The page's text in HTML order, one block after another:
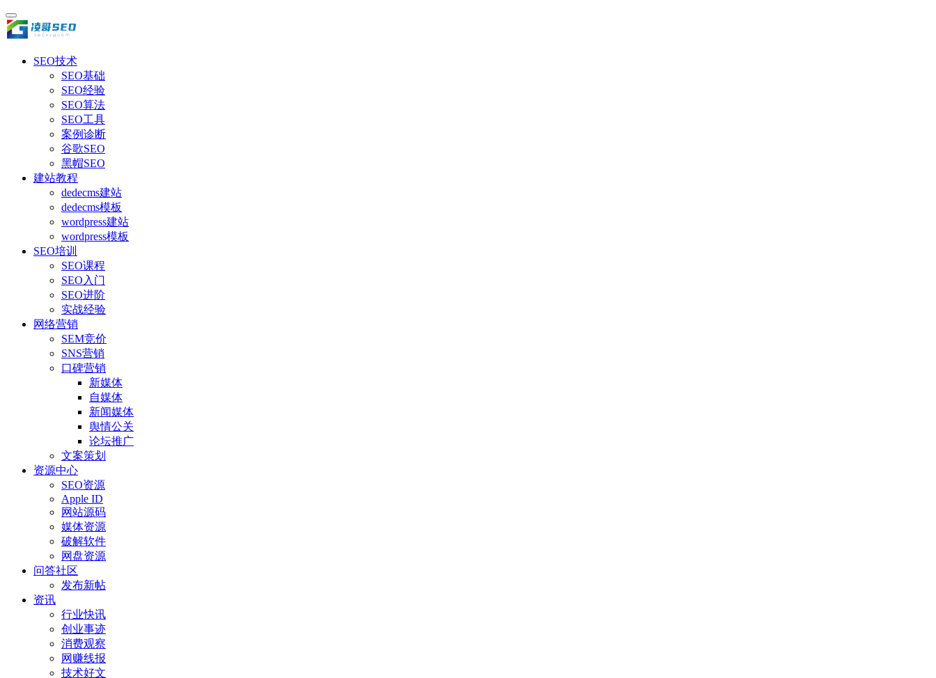
SEO技术
SEO基础
SEO经验
SEO算法
SEO工具
案例诊断
谷歌SEO
黑帽SEO
建站教程
dedecms建站
dedecms模板
wordpress建站
wordpress模板
SEO培训
SEO课程
SEO入门
SEO进阶
实战经验
网络营销
SEM竞价
SNS营销
口碑营销
新媒体
自媒体
新闻媒体
舆情公关
论坛推广
文案策划
资源中心
SEO资源
Apple ID
网站源码
媒体资源
破解软件
网盘资源
问答社区
发布新帖
资讯
行业快讯
创业事迹
消费观察
网赚线报
技术好文